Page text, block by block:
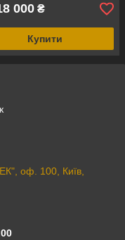
000 ₴
Купити
оф. 100, Київ,